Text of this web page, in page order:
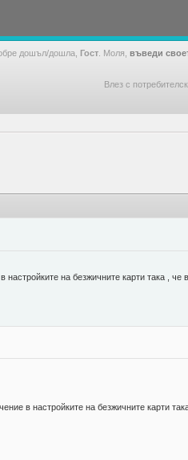
дошъл/дошла, Гост . Моля, въведи
Влез с
на безжичните карти така , че
в настройките на безжичните карти